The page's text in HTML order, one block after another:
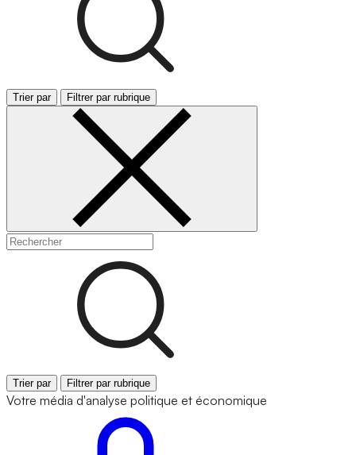
Trier par Filtrer par rubrique
Trier par Filtrer par rubrique
Votre média d'analyse politique et économique